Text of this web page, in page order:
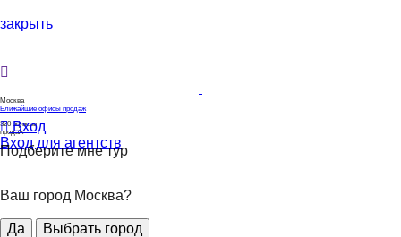
закрыть
Москва
Ближайшие офисы продаж
320 офисов
продаж
Вход
Вход для агентств
Подберите мне тур
Ваш город Москва?
Да Выбрать город